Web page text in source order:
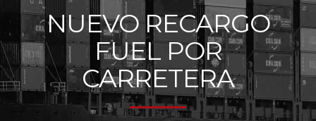
NUEVO RECARGO
FUEL POR
CARRETERA